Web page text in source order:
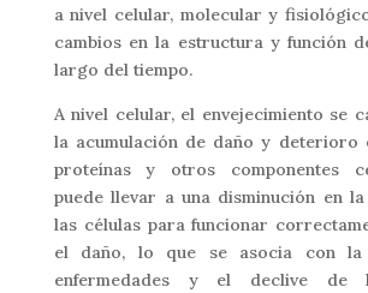
a nivel celular, molecular y
cambios en la estructura y función
largo del tiempo.
A nivel celular, el envejecimiento se
la acumulación de daño y deterioro
proteínas y otros componentes
puede llevar a una disminución en
las células para funcionar
el daño, lo que se asocia con la
enfermedades y el declive de